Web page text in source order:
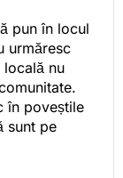
pun în locul
urmăresc
locală nu
în poveștile
sunt pe